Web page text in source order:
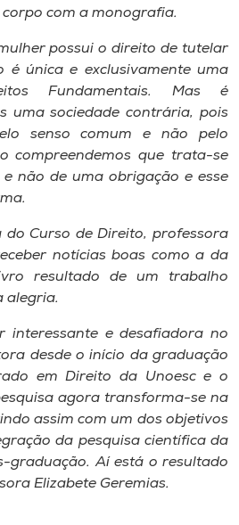
com a monografia.
possui o direito de tutelar
é única e exclusivamente uma
Fundamentais. Mas é
uma sociedade contrária, pois
senso comum e não pelo
compreendemos que trata-se
não de uma obrigação e esse
Curso de Direito, professora
notícias boas como a da
resultado de um trabalho
alegria.
interessante e desafiadora no
desde o início da graduação
em Direito da Unoesc e o
agora transforma-se na
assim com um dos objetivos
da pesquisa científica da
graduação. Aí está o resultado
Elizabete Geremias.